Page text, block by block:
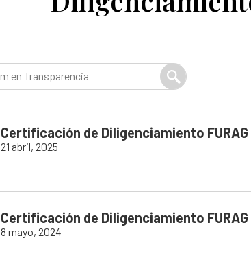
Ruta de participación en la búsqueda
Así avanzamos
Mapa de lugares de interés
Generación de conocimiento
Certificación de Diligenciamiento
21 abril, 2025
Certificación de Diligenciamiento
8 mayo, 2024